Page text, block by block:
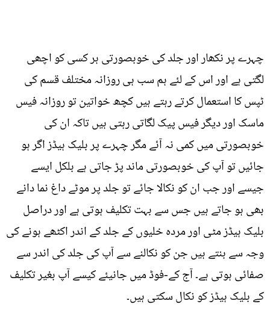
چہرے پر نکھار اور جلد کی خوبصورتی ہر کسی کو اچھی
لگتی ہے اور اس کے لئے ہم سب ہی روزانہ مختلف قسم کی
ٹپس کا استعمال کرتے رہتے ہیں کچھ خواتین تو روزانہ فیس
ماسک اور دیگر فیس پیک لگاتی رہتی ہیں تاکہ ان کی
خوبصورتی میں کمی نہ آئے مگر چہرے پر بلیک ہیڈز اگر ہو
جائیں تو آپ کی خوبصورتی ماند پڑ جاتی ہے بلکل ایسے
جیسے اور جب ان کو نکالا جائے تو جلد پر موٹے داغ نما دانے
بھی ہو جاتے ہیں جس سے بہت تکلیف ہوتی ہے اور دراصل
بلیک ہیڈز مٹی اور مردہ خلیوں کے جلد کے اندر اکٹھے ہونے کی
وجہ سے بنتے ہیں جن کو نکالنے سے آپ کی جلد کی اندر سے
صفائی ہوتی ہے۔ آج کے-فوڈ میں جانیئے کیسے آپ بغیر تکلیف
کے بلیک ہیڈز کو نکال سکتی ہیں۔